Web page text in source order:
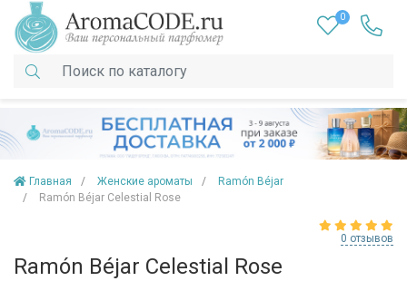
0
Главная Женские ароматы
Ramón Béjar
Ramón Béjar Celestial Rose
0 отзывов
Ramón Béjar Celestial Rose